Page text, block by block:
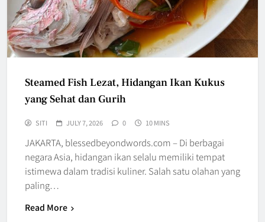
Steamed Fish Lezat, Hidangan Ikan Kukus
yang Sehat dan Gurih
SITI JULY 7, 2026 0 10 MINS
JAKARTA, blessedbeyondwords.com – Di berbagai
negara Asia, hidangan ikan selalu memiliki tempat
istimewa dalam tradisi kuliner. Salah satu olahan yang
paling…
Read More